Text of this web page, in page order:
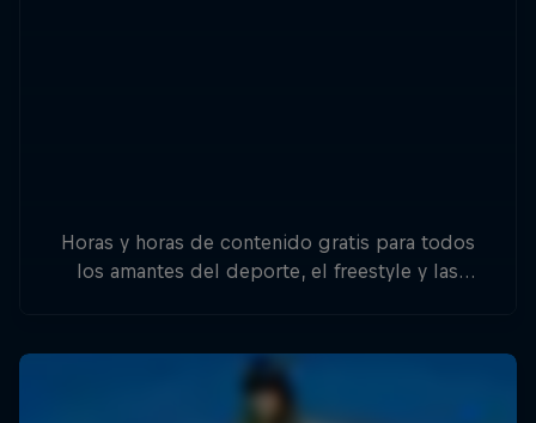
Horas y horas de contenido gratis para todos
los amantes del deporte, el freestyle y las